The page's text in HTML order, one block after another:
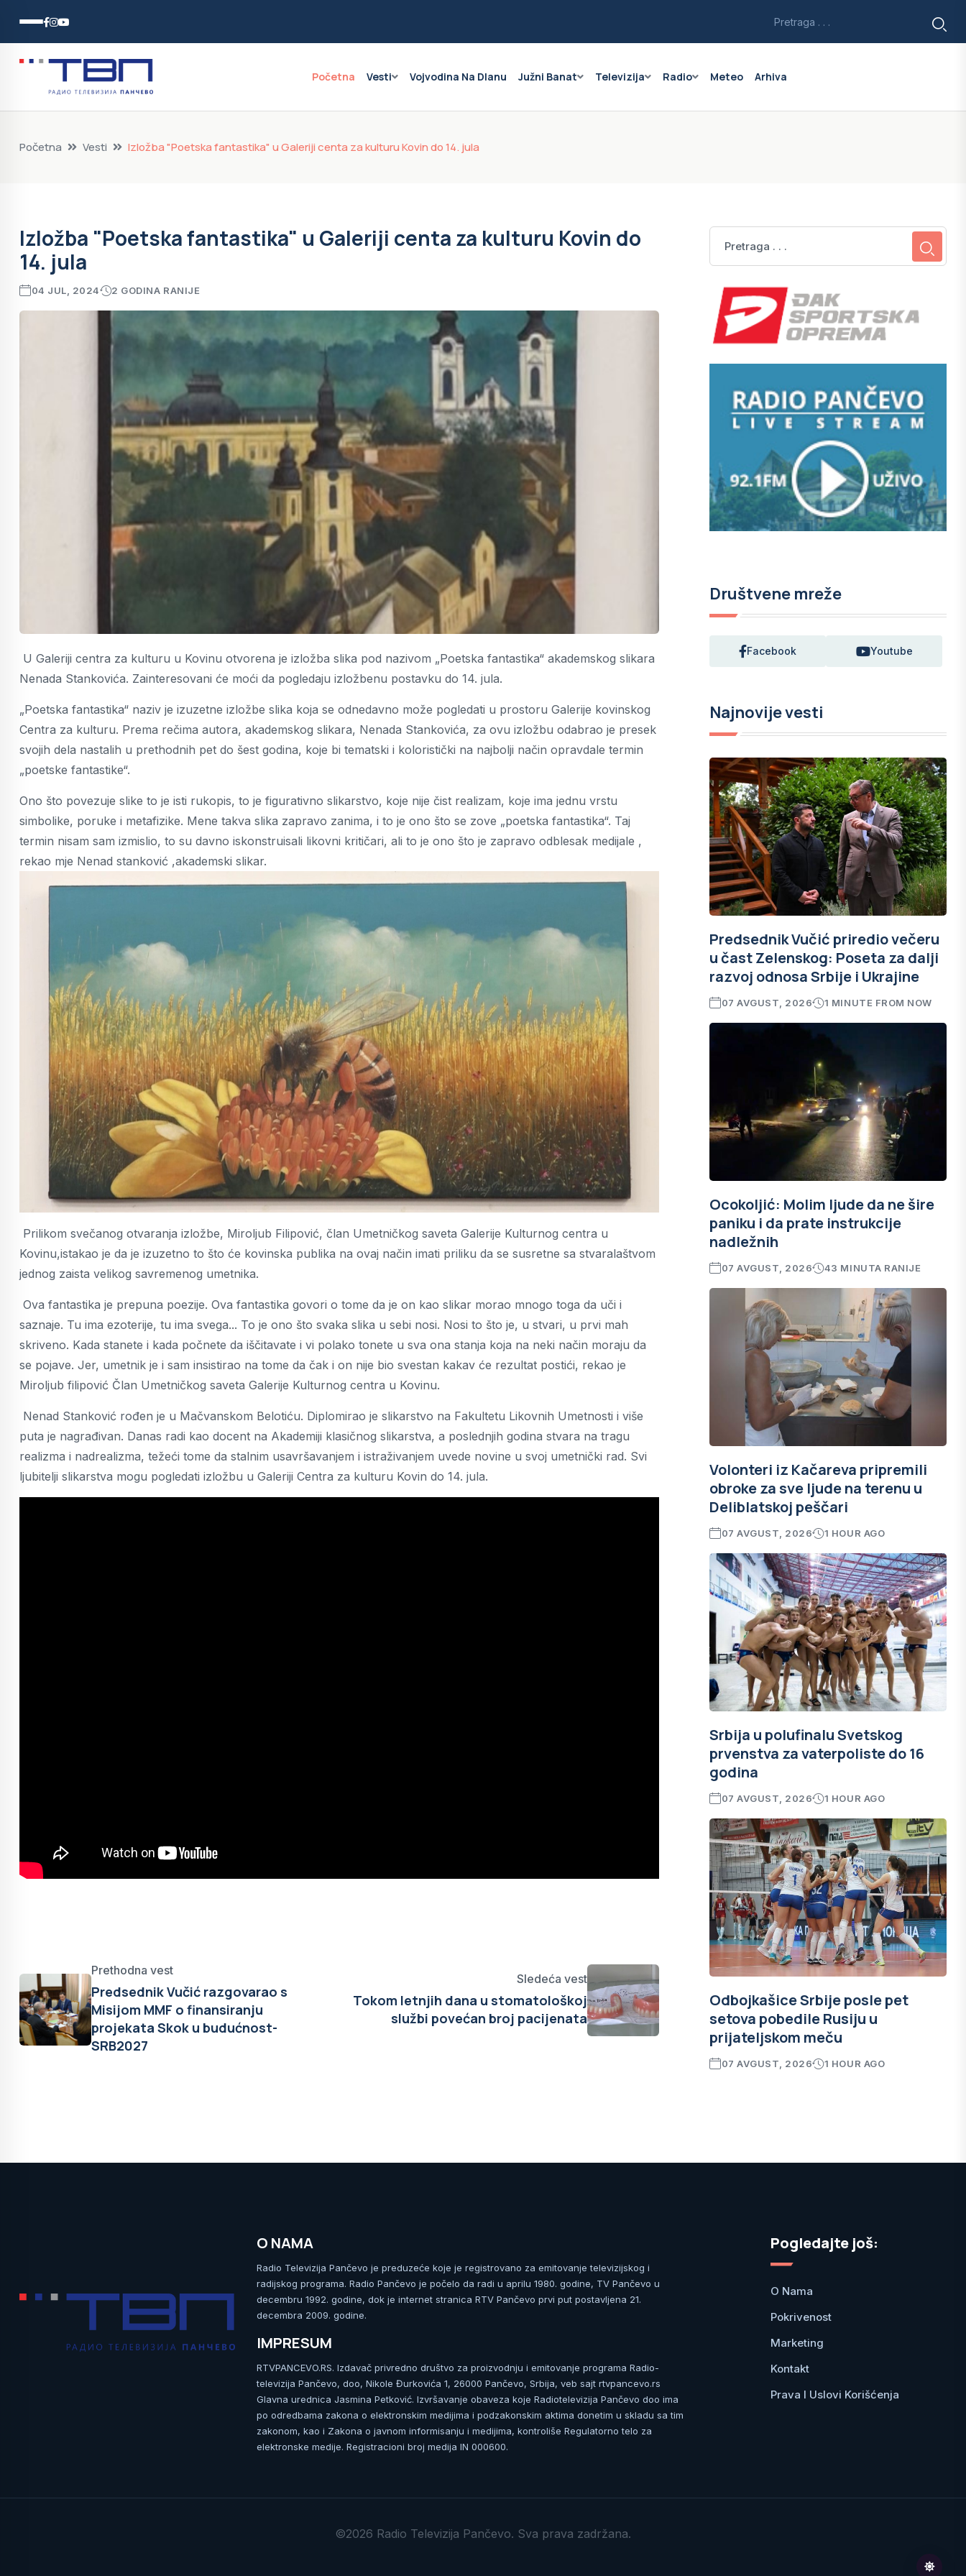
Početna Vesti Vojvodina Na Dlanu Južni Banat Televizija Radio Meteo Arhiva
Početna Vesti Izložba "Poetska fantastika" u Galeriji centa za kulturu Kovin do 14. jula
Izložba "Poetska fantastika" u Galeriji centa za kulturu Kovin do
14. jula
04 JUL, 2024 2 GODINA RANIJE
U Galeriji centra za kulturu u Kovinu otvorena je izložba slika pod nazivom „Poetska fantastika“ akademskog slikara
Nenada Stankovića. Zainteresovani će moći da pogledaju izložbenu postavku do 14. jula.
„Poetska fantastika“ naziv je izuzetne izložbe slika koja se odnedavno može pogledati u prostoru Galerije kovinskog
Centra za kulturu. Prema rečima autora, akademskog slikara, Nenada Stankovića, za ovu izložbu odabrao je presek
svojih dela nastalih u prethodnih pet do šest godina, koje bi tematski i koloristički na najbolji način opravdale termin
„poetske fantastike“.
Ono što povezuje slike to je isti rukopis, to je figurativno slikarstvo, koje nije čist realizam, koje ima jednu vrstu
simbolike, poruke i metafizike. Mene takva slika zapravo zanima, i to je ono što se zove „poetska fantastika“. Taj
termin nisam sam izmislio, to su davno iskonstruisali likovni kritičari, ali to je ono što je zapravo odblesak medijale ,
rekao mje Nenad stanković ,akademski slikar.
Prilikom svečanog otvaranja izložbe, Miroljub Filipović, član Umetničkog saveta Galerije Kulturnog centra u
Kovinu,istakao je da je izuzetno to što će kovinska publika na ovaj način imati priliku da se susretne sa stvaralaštvom
jednog zaista velikog savremenog umetnika.
Ova fantastika je prepuna poezije. Ova fantastika govori o tome da je on kao slikar morao mnogo toga da uči i
saznaje. Tu ima ezoterije, tu ima svega... To je ono što svaka slika u sebi nosi. Nosi to što je, u stvari, u prvi mah
skriveno. Kada stanete i kada počnete da iščitavate i vi polako tonete u sva ona stanja koja na neki način moraju da
se pojave. Jer, umetnik je i sam insistirao na tome da čak i on nije bio svestan kakav će rezultat postići, rekao je
Miroljub filipović Član Umetničkog saveta Galerije Kulturnog centra u Kovinu.
Nenad Stanković rođen je u Mačvanskom Belotiću. Diplomirao je slikarstvo na Fakultetu Likovnih Umetnosti i više
puta je nagrađivan. Danas radi kao docent na Akademiji klasičnog slikarstva, a poslednjih godina stvara na tragu
realizma i nadrealizma, težeći tome da stalnim usavršavanjem i istraživanjem uvede novine u svoj umetnički rad. Svi
ljubitelji slikarstva mogu pogledati izložbu u Galeriji Centra za kulturu Kovin do 14. jula.
Prethodna vest
Predsednik Vučić razgovarao s
Misijom MMF o finansiranju
projekata Skok u budućnost-
SRB2027
Sledeća vest
Tokom letnjih dana u stomatološkoj
službi povećan broj pacijenata
Društvene mreže
Facebook Youtube
Najnovije vesti
Predsednik Vučić priredio večeru
u čast Zelenskog: Poseta za dalji
razvoj odnosa Srbije i Ukrajine
07 AVGUST, 2026 1 MINUTE FROM NOW
Ocokoljić: Molim ljude da ne šire
paniku i da prate instrukcije
nadležnih
07 AVGUST, 2026 43 MINUTA RANIJE
Volonteri iz Kačareva pripremili
obroke za sve ljude na terenu u
Deliblatskoj peščari
07 AVGUST, 2026 1 HOUR AGO
Srbija u polufinalu Svetskog
prvenstva za vaterpoliste do 16
godina
07 AVGUST, 2026 1 HOUR AGO
Odbojkašice Srbije posle pet
setova pobedile Rusiju u
prijateljskom meču
07 AVGUST, 2026 1 HOUR AGO
O NAMA
Radio Televizija Pančevo je preduzeće koje je registrovano za emitovanje televizijskog i
radijskog programa. Radio Pančevo je počelo da radi u aprilu 1980. godine, TV Pančevo u
decembru 1992. godine, dok je internet stranica RTV Pančevo prvi put postavljena 21.
decembra 2009. godine.
IMPRESUM
RTVPANCEVO.RS. Izdavač privredno društvo za proizvodnju i emitovanje programa Radio-
televizija Pančevo, doo, Nikole Đurkovića 1, 26000 Pančevo, Srbija, veb sajt rtvpancevo.rs
Glavna urednica Jasmina Petković. Izvršavanje obaveza koje Radiotelevizija Pančevo doo ima
po odredbama zakona o elektronskim medijima i podzakonskim aktima donetim u skladu sa tim
zakonom, kao i Zakona o javnom informisanju i medijima, kontroliše Regulatorno telo za
elektronske medije. Registracioni broj medija IN 000600.
Pogledajte još:
O Nama
Pokrivenost
Marketing
Kontakt
Prava I Uslovi Korišćenja
©2026 Radio Televizija Pančevo. Sva prava zadržana.